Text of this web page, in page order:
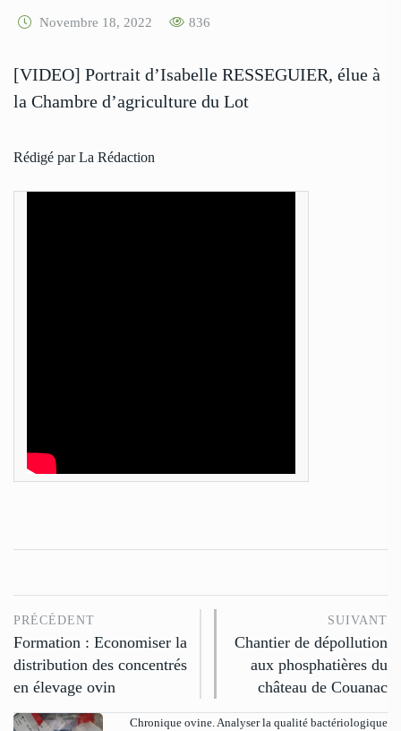
Novembre 18, 2022 836
[VIDEO] Portrait d’Isabelle RESSEGUIER, élue à
la Chambre d’agriculture du Lot
Rédigé par La Rédaction
PRÉCÉDENT
Formation : Economiser la
distribution des concentrés
en élevage ovin
SUIVANT
Chantier de dépollution
aux phosphatières du
château de Couanac
Chronique ovine. Analyser la qualité bactériologique